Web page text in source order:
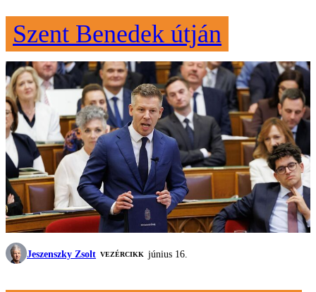
Szent Benedek útján
Jeszenszky Zsolt VEZÉRCIKK június 16.